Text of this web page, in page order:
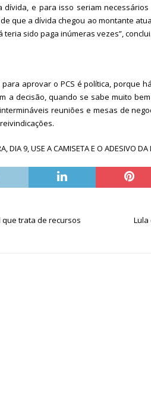
dívida, e para isso seriam
que a dívida chegou ao montante
sido paga inúmeras vezes”, conclui.
aprovar o PCS é política, porque
a decisão, quando se sabe muito
reuniões e mesas de
DIA 9, USE A CAMISETA E O ADESIVO DA
trata de recursos
Lula